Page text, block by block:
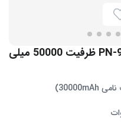
پاوربانک 100 وات نوکسو مدل PN-9 ظرفیت 50000 میلی‌